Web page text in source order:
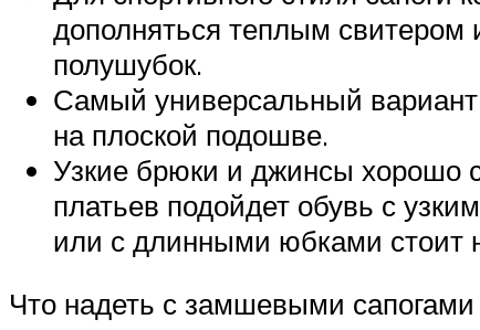
дополняться теплым свитером
полушубок.
Самый универсальный вариант
на плоской подошве.
Узкие брюки и джинсы хорошо
платьев подойдет обувь с
или с длинными юбками стоит
Что надеть с замшевыми сапогами